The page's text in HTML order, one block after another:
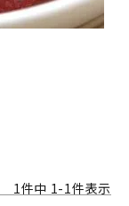
1件中 1-1件表示